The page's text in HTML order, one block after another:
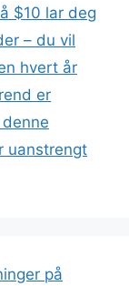
$10 lar deg
– du vil
hvert år
er
uanstrengt
på